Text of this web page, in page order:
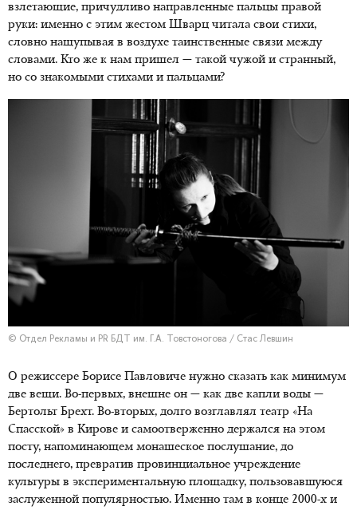
взлетающие, причудливо направленные пальцы правой
руки: именно с этим жестом Шварц читала свои стихи,
словно нащупывая в воздухе таинственные связи между
словами. Кто же к нам пришел — такой чужой и странный,
но со знакомыми стихами и пальцами?
© Отдел Рекламы и PR БДТ им. Г.А. Товстоногова / Стас Левшин
О режиссере Борисе Павловиче нужно сказать как минимум
две вещи. Во-первых, внешне он — как две капли воды —
Бертольт Брехт. Во-вторых, долго возглавлял театр «На
Спасской» в Кирове и самоотверженно держался на этом
посту, напоминающем монашеское послушание, до
последнего, превратив провинциальное учреждение
культуры в экспериментальную площадку, пользовавшуюся
заслуженной популярностью. Именно там в конце 2000-х и